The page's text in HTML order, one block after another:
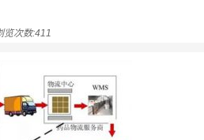
览次数:411